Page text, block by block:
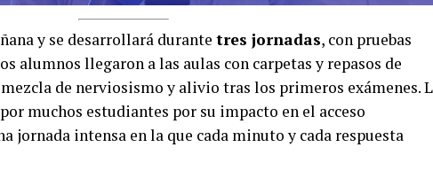
y se desarrollará durante tres jornadas, con pruebas
alumnos llegaron a las aulas con carpetas y repasos de
de nerviosismo y alivio tras los primeros exámenes.
muchos estudiantes por su impacto en el acceso
jornada intensa en la que cada minuto y cada respuesta